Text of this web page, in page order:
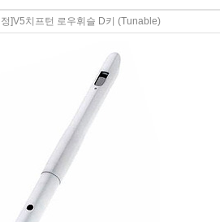
]V5치프턴 로우휘슬 D키 (Tunable)